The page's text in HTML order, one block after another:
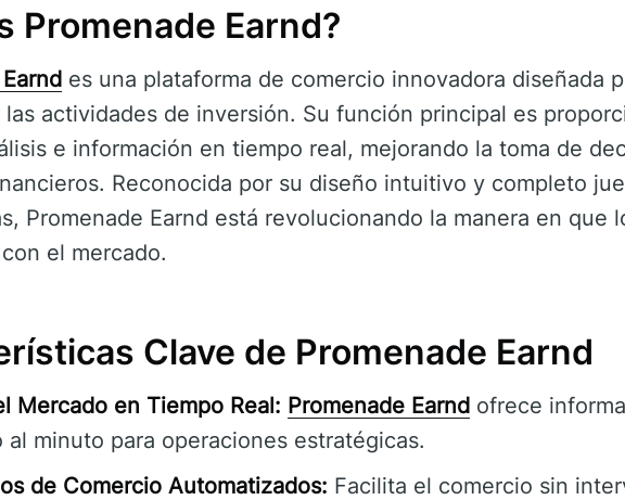
Promenade Earnd?
es una plataforma de comercio innovadora diseñada
las actividades de inversión. Su función principal es
e información en tiempo real, mejorando la toma de
Reconocida por su diseño intuitivo y completo
Promenade Earnd está revolucionando la manera en que
el mercado.
Clave de Promenade Earnd
Mercado en Tiempo Real: Promenade Earnd ofrece
al minuto para operaciones estratégicas.
de Comercio Automatizados: Facilita el comercio sin